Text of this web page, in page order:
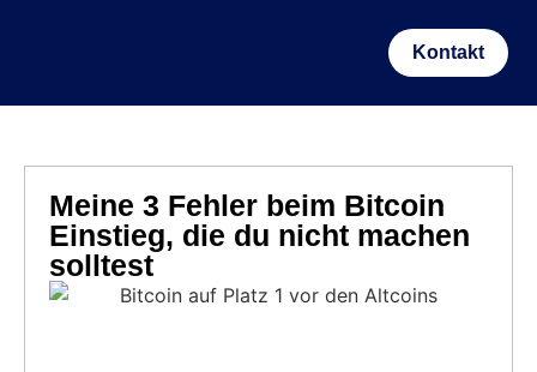
Kontakt
Meine 3 Fehler beim Bitcoin
Einstieg, die du nicht machen
solltest